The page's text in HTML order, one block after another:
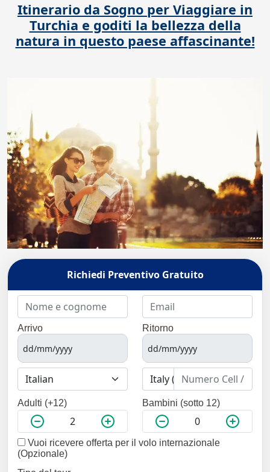
Itinerario da Sogno per Viaggiare in
Turchia e goditi la bellezza della
natura in questo paese affascinante!
Richiedi Preventivo Gratuito
Arrivo Ritorno
Adulti (+12) Bambini (sotto 12)
Vuoi ricevere offerta per il volo internazionale
(Opzionale)